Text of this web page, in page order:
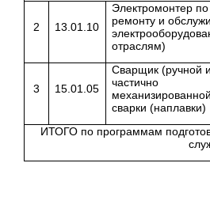
2 13.01.10
Электромонтер по
ремонту и
отраслям)
3 15.01.05
Сварщик (ручной и
частично
механизированной
сварки (наплавки)
ИТОГО по программам